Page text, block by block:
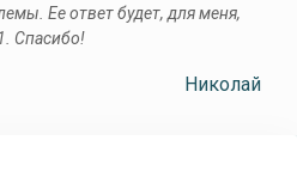
Ее ответ будет, для меня,
Спасибо!
Николай